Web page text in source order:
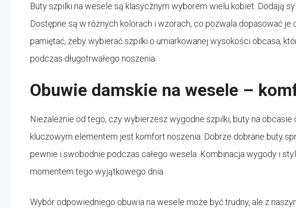
Buty szpilki na wesele są klasycznym wyborem wielu kobiet. Dodają
Dostępne są w różnych kolorach i wzorach, co pozwala dopasować je
pamiętać, żeby wybierać szpilki o umiarkowanej wysokości obcasa,
podczas długotrwałego noszenia.
Obuwie damskie na wesele –
Niezależnie od tego, czy wybierzesz wygodne szpilki, buty na obcasie
kluczowym elementem jest komfort noszenia. Dobrze dobrane buty
pewnie i swobodnie podczas całego wesela. Kombinacja wygody i
momentem tego wyjątkowego dnia.
Wybór odpowiedniego obuwia na wesele może być trudny, ale z